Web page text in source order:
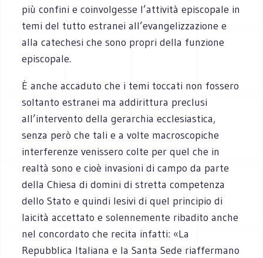
più confini e coinvolgesse l’attività episcopale in
temi del tutto estranei all’evangelizzazione e
alla catechesi che sono propri della funzione
episcopale.
È anche accaduto che i temi toccati non fossero
soltanto estranei ma addirittura preclusi
all’intervento della gerarchia ecclesiastica,
senza però che tali e a volte macroscopiche
interferenze venissero colte per quel che in
realtà sono e cioè invasioni di campo da parte
della Chiesa di domini di stretta competenza
dello Stato e quindi lesivi di quel principio di
laicità accettato e solennemente ribadito anche
nel concordato che recita infatti: «La
Repubblica Italiana e la Santa Sede riaffermano